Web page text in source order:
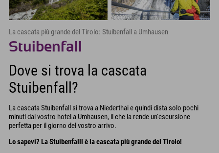
La cascata più grande del Tirolo: Stuibenfall a Umhausen
Stuibenfall
Dove si trova la cascata
Stuibenfall?
La cascata Stuibenfall si trova a Niederthai e quindi dista solo pochi
minuti dal vostro hotel a Umhausen, il che la rende un'escursione
perfetta per il giorno del vostro arrivo.
Lo sapevi? La Stuibenfalll è la cascata più grande del Tirolo!